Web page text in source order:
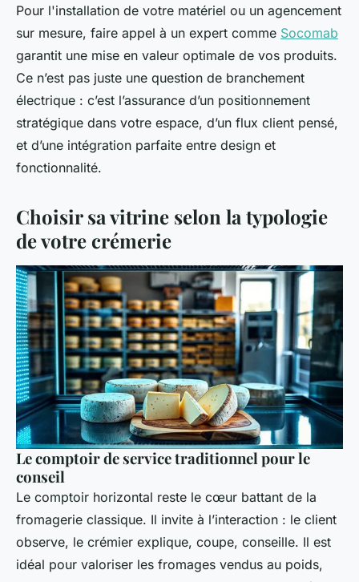
Pour l'installation de votre matériel ou un agencement
sur mesure, faire appel à un expert comme Socomab
garantit une mise en valeur optimale de vos produits.
Ce n’est pas juste une question de branchement
électrique : c’est l’assurance d’un positionnement
stratégique dans votre espace, d’un flux client pensé,
et d’une intégration parfaite entre design et
fonctionnalité.
Choisir sa vitrine selon la typologie
de votre crémerie
Le comptoir de service traditionnel pour le
conseil
Le comptoir horizontal reste le cœur battant de la
fromagerie classique. Il invite à l’interaction : le client
observe, le crémier explique, coupe, conseille. Il est
idéal pour valoriser les fromages vendus au poids,